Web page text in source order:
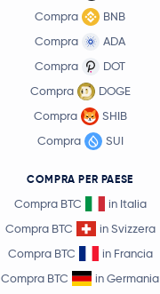
Compra
BNB
Compra
ADA
Compra
DOT
Compra
DOGE
Compra
SHIB
Compra
SUI
COMPRA PER PAESE
Compra BTC
in Italia
Compra BTC
in Svizzera
Compra BTC
in Francia
Compra BTC
in Germania